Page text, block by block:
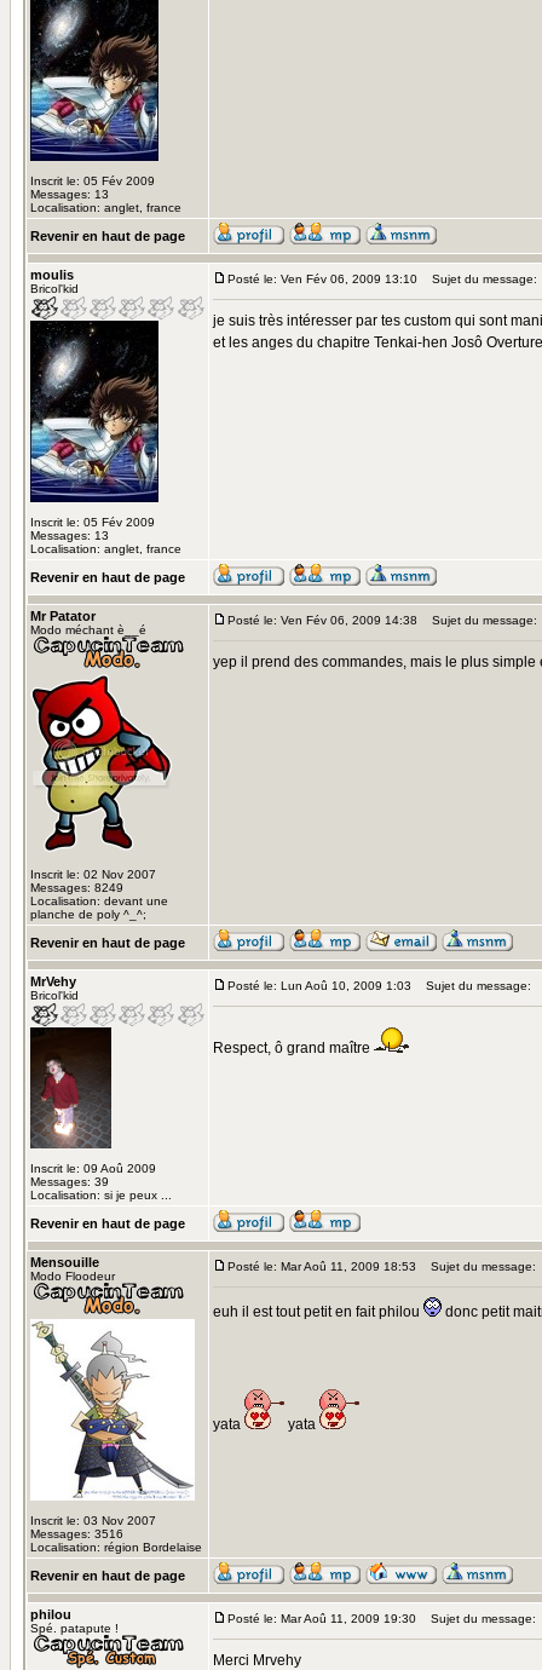
Inscrit le: 05 Fév 2009
Messages: 13
Localisation: anglet, france
Revenir en haut de page
moulis
Bricol'kid
Inscrit le: 05 Fév 2009
Messages: 13
Localisation: anglet, france
Posté le: Ven Fév 06, 2009 13:10 Sujet du message:
je suis très intéresser par tes custom qui sont
et les anges du chapitre Tenkai-hen Josô
Revenir en haut de page
Mr Patator
Modo méchant è__é
Inscrit le: 02 Nov 2007
Messages: 8249
Localisation: devant une
planche de poly ^_^;
Posté le: Ven Fév 06, 2009 14:38 Sujet du message:
yep il prend des commandes, mais le plus
Revenir en haut de page
MrVehy
Bricol'kid
Inscrit le: 09 Aoû 2009
Messages: 39
Localisation: si je peux ...
Posté le: Lun Aoû 10, 2009 1:03 Sujet du message:
Respect, ô grand maître
Revenir en haut de page
Mensouille
Modo Floodeur
Inscrit le: 03 Nov 2007
Messages: 3516
Localisation: région Bordelaise
Posté le: Mar Aoû 11, 2009 18:53 Sujet du message:
euh il est tout petit en fait philou donc petit
yata yata
Revenir en haut de page
philou
Spé. patapute !
Posté le: Mar Aoû 11, 2009 19:30 Sujet du message:
Merci Mrvehy